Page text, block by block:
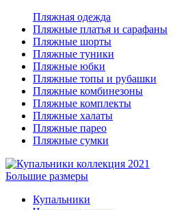
Пляжная одежда
Пляжные платья и сарафаны
Пляжные шорты
Пляжные туники
Пляжные юбки
Пляжные топы и рубашки
Пляжные комбинезоны
Пляжные комплекты
Пляжные халаты
Пляжные парео
Пляжные сумки
Большие размеры
Купальники